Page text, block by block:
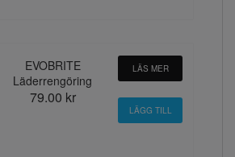
EVOBRITE
Läderrengöring
79.00 kr
LÄS MER